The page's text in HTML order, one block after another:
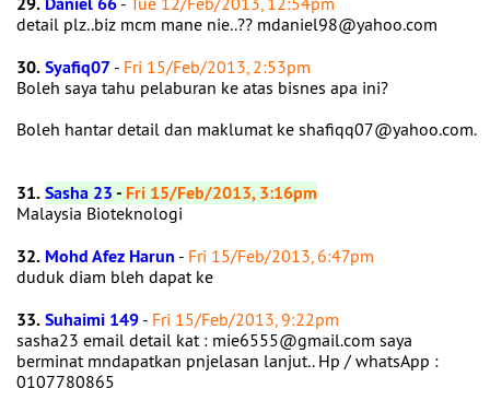
detail plz..biz mcm mane nie..?? mdaniel98@yahoo.com
30.Syafiq07 - Fri 15/Feb/2013, 2:53pm
Boleh saya tahu pelaburan ke atas bisnes apa ini?
Boleh hantar detail dan maklumat ke shafiqq07@yahoo.com.
31.Sasha 23- Fri 15/Feb/2013, 3:16pm
Malaysia Bioteknologi
32. Mohd Afez Harun - Fri 15/Feb/2013, 6:47pm
duduk diam bleh dapat ke
33.Suhaimi 149 - Fri 15/Feb/2013, 9:22pm
sasha23 email detail kat : mie6555@gmail.com saya
berminat mndapatkan pnjelasan lanjut.. Hp / whatsApp :
0107780865